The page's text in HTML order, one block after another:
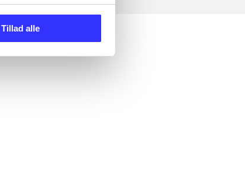
Tillad alle